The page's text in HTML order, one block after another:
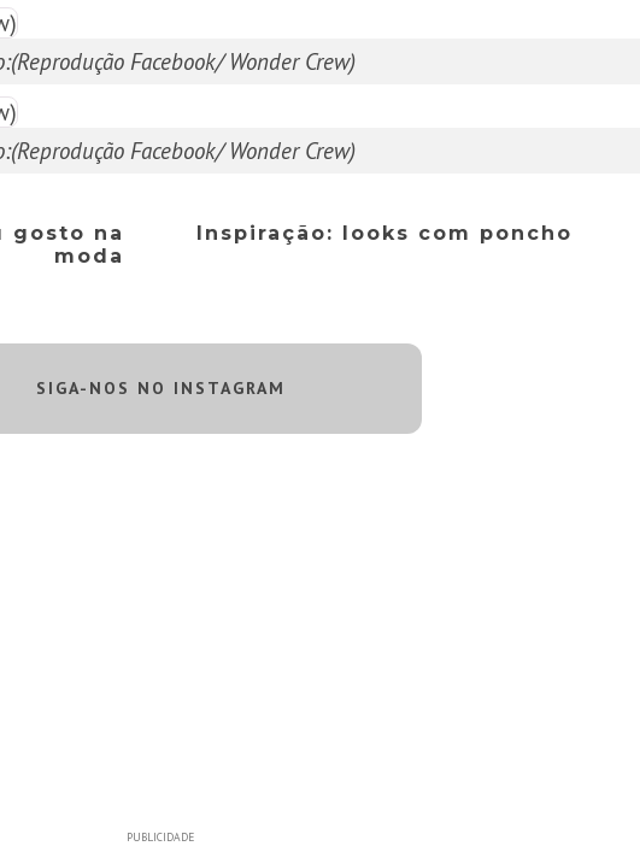
Facebook/ Wonder Crew)
Facebook/ Wonder Crew)
gosto na
moda
Inspiração: looks com poncho
SIGA-NOS NO INSTAGRAM
PUBLICIDADE